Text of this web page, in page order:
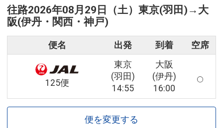
往路2026年08月29日（土） 東京(羽田) → 大
阪(伊丹・関西・神戸)
便名 出発 到着 空席
125便
東京
(羽田)
14:55
大阪
(伊丹)
16:00
便を変更する